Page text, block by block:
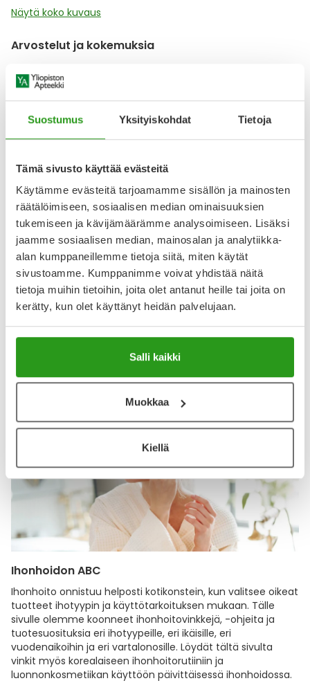
Suostumus Yksityiskohdat Tietoja
Tämä sivusto käyttää evästeitä
Käytämme evästeitä tarjoamamme sisällön ja mainosten
räätälöimiseen, sosiaalisen median ominaisuuksien
tukemiseen ja kävijämäärämme analysoimiseen. Lisäksi
jaamme sosiaalisen median, mainosalan ja analytiikka-
alan kumppaneillemme tietoja siitä, miten käytät
sivustoamme. Kumppanimme voivat yhdistää näitä
tietoja muihin tietoihin, joita olet antanut heille tai joita on
kerätty, kun olet käyttänyt heidän palvelujaan.
Salli kaikki
Muokkaa
Kiellä
Näytä koko kuvaus
Arvostelut ja kokemuksia
54 arvostelua
4.8.2026
Toimiva seerumi
Oikein hyvä ja miellyttävä käyttää.
Näytä lisää arvosteluja
Katso kaikki Vichy-tuotteet
Ihonhoidon ABC
Ihonhoito onnistuu helposti kotikonstein, kun valitsee oikeat
tuotteet ihotyypin ja käyttötarkoituksen mukaan. Tälle
sivulle olemme koonneet ihonhoitovinkkejä, -ohjeita ja
tuotesuosituksia eri ihotyypeille, eri ikäisille, eri
vuodenaikoihin ja eri vartalonosille. Löydät tältä sivulta
vinkit myös korealaiseen ihonhoitorutiiniin ja
luonnonkosmetiikan käyttöön päivittäisessä ihonhoidossa.